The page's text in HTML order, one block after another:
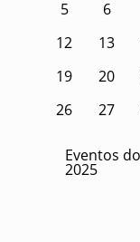
5
6
12
13
19
20
26
27
Eventos
2025